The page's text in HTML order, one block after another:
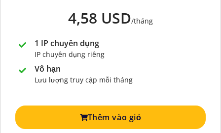
4,58 USD/tháng
1 IP chuyên dụng
IP chuyên dụng riêng
Vô hạn
Lưu lượng truy cập mỗi tháng
Thêm vào giỏ